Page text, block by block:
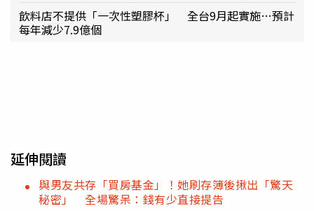
飲料店不提供「一次性塑膠杯」 全台9月起實施…預計
每年減少7.9億個
延伸閱讀
與男友共存「買房基金」！她刷存簿後揪出「驚天
秘密」 全場驚呆：錢有少直接提告